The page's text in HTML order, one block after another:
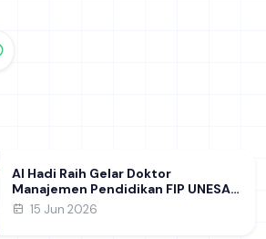
Al Hadi Raih Gelar Doktor
Manajemen Pendidikan FIP UNESA
melalui Riset Pembentukan
15 Jun 2026